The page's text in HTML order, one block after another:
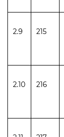
2.9 215
2.10 216